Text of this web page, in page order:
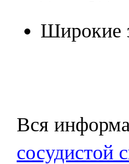
Широкие
Вся
сосудистой